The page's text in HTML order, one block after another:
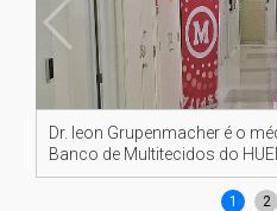
Dr. leon Grupenmacher é o
Banco de Multitecidos do
1 2